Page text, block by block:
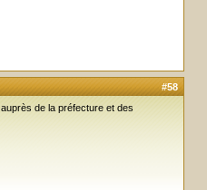
#58
de la préfecture et des